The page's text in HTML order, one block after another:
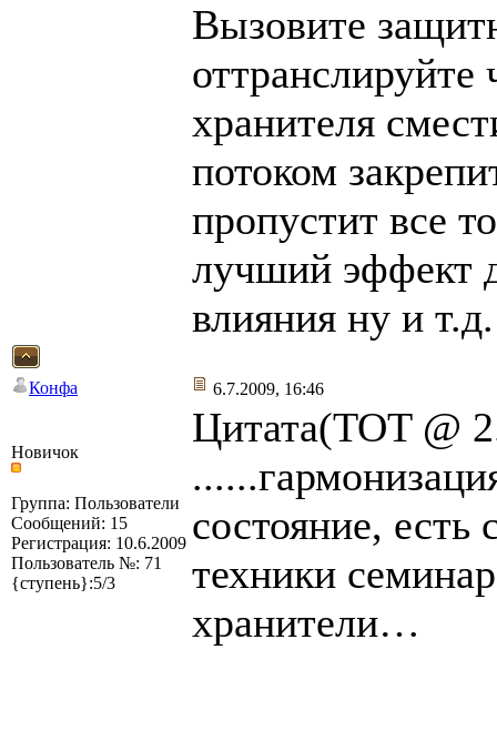
Вызовите
оттранслируйте
хранителя
потоком
пропустит все
лучший эффект
влияния ну и т.д.
Конфа 6.7.2009, 16:46
Новичок
Группа: Пользователи
Сообщений: 15
Регистрация: 10.6.2009
Пользователь №: 71
{ступень}:5/3
Цитата(TOT @
состояние,
техники
хранители…